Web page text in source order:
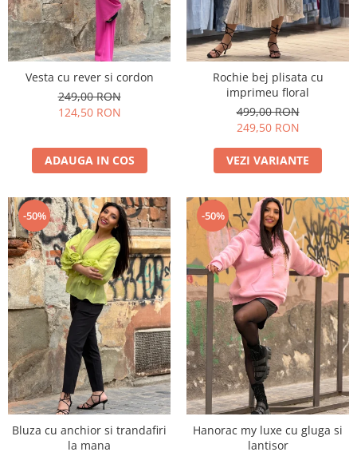
Vesta cu rever si cordon
249,00 RON
124,50 RON
ADAUGA IN COS
Rochie bej plisata cu
imprimeu floral
499,00 RON
249,50 RON
VEZI VARIANTE
-50%
Bluza cu anchior si trandafiri
la mana
-50%
Hanorac my luxe cu gluga si
lantisor